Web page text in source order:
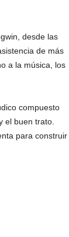
desde las
de más
a la música, los
compuesto
el buen trato.
para construir